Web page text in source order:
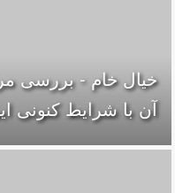
خیال خام - بررسی
آن با شرایط کنونی